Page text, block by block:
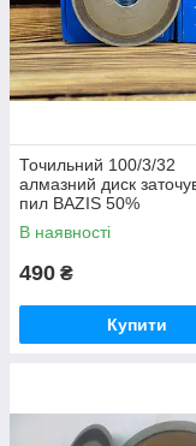
Точильний 100/3/32
алмазний диск
пил BAZIS 50%
В наявності
490 ₴
Купити